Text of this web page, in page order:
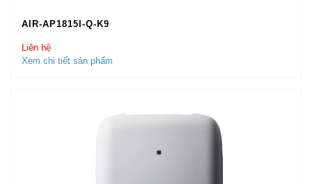
AIR-AP1815I-Q-K9
Liên hệ
Xem chi tiết sản phẩm